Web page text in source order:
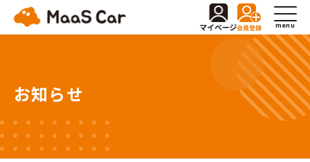
menu
お知らせ